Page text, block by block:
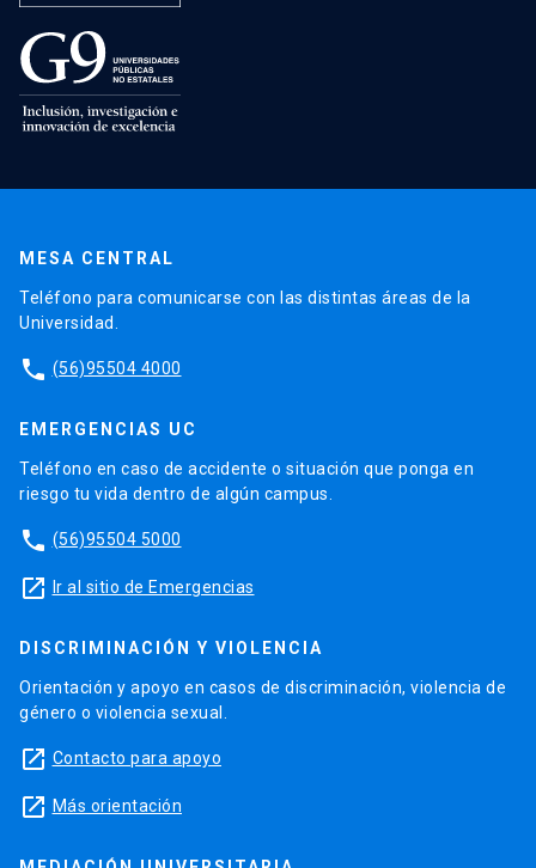
MESA CENTRAL
Teléfono para comunicarse con las distintas áreas de la
Universidad.
phone (56)95504 4000
EMERGENCIAS UC
Teléfono en caso de accidente o situación que ponga en
riesgo tu vida dentro de algún campus.
phone (56)95504 5000
launch Ir al sitio de Emergencias
DISCRIMINACIÓN Y VIOLENCIA
Orientación y apoyo en casos de discriminación, violencia de
género o violencia sexual.
launch Contacto para apoyo
launch Más orientación